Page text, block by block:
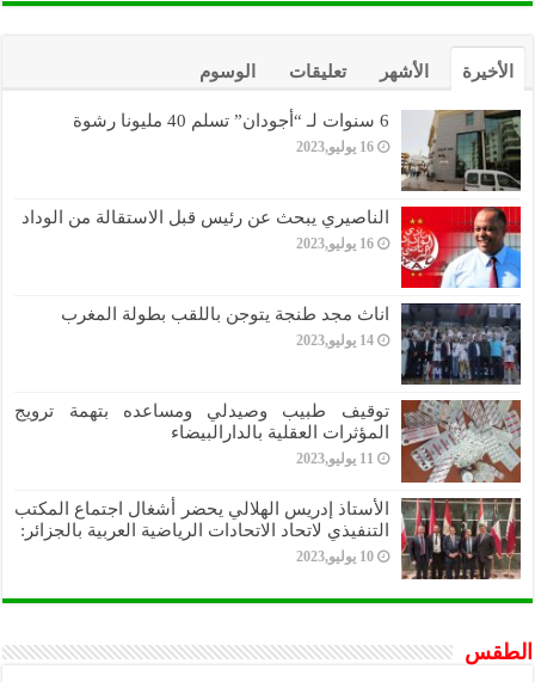
الأخيرة الأشهر تعليقات الوسوم
6 سنوات لـ “أجودان” تسلم 40 مليونا رشوة
16 يوليو,2023
الناصيري يبحث عن رئيس قبل الاستقالة من الوداد
16 يوليو,2023
اناث مجد طنجة يتوجن باللقب بطولة المغرب
14 يوليو,2023
توقيف طبيب وصيدلي ومساعده بتهمة ترويج
المؤثرات العقلية بالدارالبيضاء
11 يوليو,2023
الأستاذ إدريس الهلالي يحضر أشغال اجتماع المكتب
التنفيذي لاتحاد الاتحادات الرياضية العربية بالجزائر:
10 يوليو,2023
الطقس